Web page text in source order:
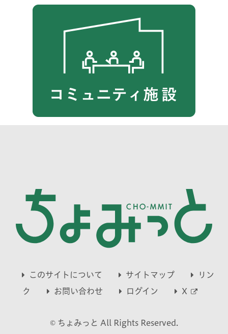
このサイトについて サイトマップ
リン
ク
お問い合わせ ログイン X
別
© ちょみっと All Rights Reserved.